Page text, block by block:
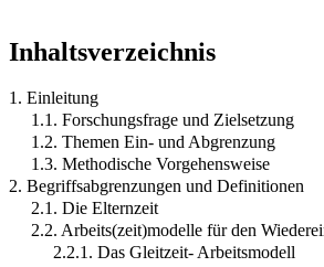
Inhaltsverzeichnis
1. Einleitung
1.1. Forschungsfrage und Zielsetzung
1.2. Themen Ein- und Abgrenzung
1.3. Methodische Vorgehensweise
2. Begriffsabgrenzungen und Definitionen
2.1. Die Elternzeit
2.2. Arbeits(zeit)modelle für den
2.2.1. Das Gleitzeit- Arbeitsmodell